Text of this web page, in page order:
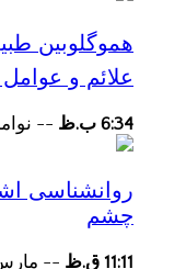
هموگلوبین
علائم و عوامل
6:34 ب.ظ -- نوامبر 28,
روانشناسی
چشم
11:11 ق.ظ -- مارس 6,